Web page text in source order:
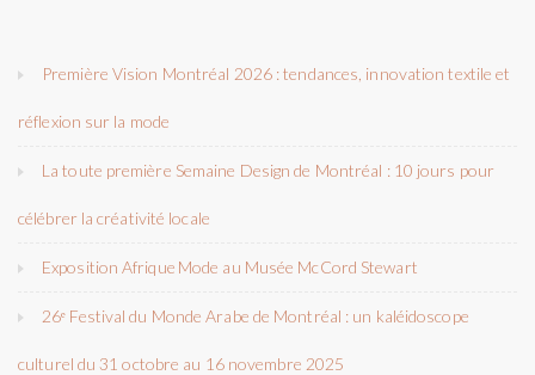
Première Vision Montréal 2026 : tendances, innovation textile et
réflexion sur la mode
La toute première Semaine Design de Montréal : 10 jours pour
célébrer la créativité locale
Exposition Afrique Mode au Musée McCord Stewart
26ᵉ Festival du Monde Arabe de Montréal : un kaléidoscope
culturel du 31 octobre au 16 novembre 2025